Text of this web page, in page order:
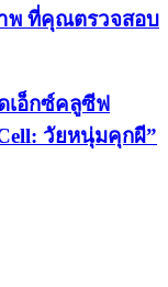
พ ที่คุณตรวจสอบ
เอ็กซ์คลูซีฟ
วัยหนุ่มคุกผี”